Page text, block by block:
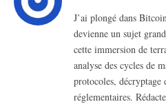
J’ai plongé dans
devienne un sujet
cette immersion de
analyse des cycles de
protocoles, décryptage
réglementaires.